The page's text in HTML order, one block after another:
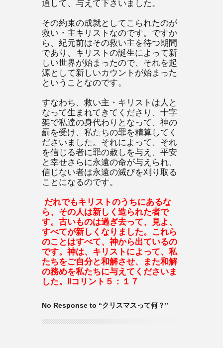
通して、与えて下さいました。
その約束の成就としてこられたのが
救い・主キリストなのです。ですか
ら、紀元前はその救い主を待つ期間
であり、キリストの誕生によって新
しい世界が始まったので、それを起
源として新しいカウントが始まった
ということなのです。
すなわち、救い主・キリストは人と
なって生まれてきてくださり、十字
架で私達の身代わりとなって、神の
罰を受け、私たちの罪を精算してく
ださいました。それによって、それ
を信じる者に罪の赦しを与え、平安
と幸せさらに永遠の命が与えられ、
信じない者は永遠の滅びを刈り取る
ことになるのです。
だれでもキリストのうちにあるな
ら、その人は新しく造られた者で
す。古いものは過ぎ去って、見よ、
すべてが新しくなりました。これら
のことはすべて、神から出ているの
です。神は、キリストによって、私
たちをご自分と和解させ、また和解
の務めを私たちに与えてくださいま
した。Ⅱコリント５：１７
No Response to “クリスマスって何？”